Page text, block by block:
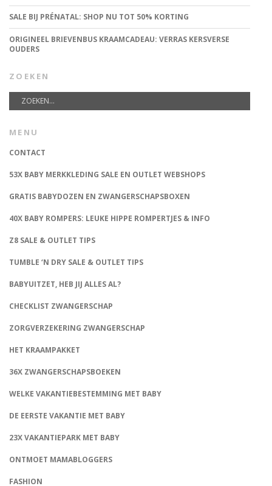
SALE BIJ PRÉNATAL: SHOP NU TOT 50% KORTING
ORIGINEEL BRIEVENBUS KRAAMCADEAU: VERRAS KERSVERSE
OUDERS
ZOEKEN
MENU
CONTACT
53X BABY MERKKLEDING SALE EN OUTLET WEBSHOPS
GRATIS BABYDOZEN EN ZWANGERSCHAPSBOXEN
40X BABY ROMPERS: LEUKE HIPPE ROMPERTJES & INFO
Z8 SALE & OUTLET TIPS
TUMBLE ‘N DRY SALE & OUTLET TIPS
BABYUITZET, HEB JIJ ALLES AL?
CHECKLIST ZWANGERSCHAP
ZORGVERZEKERING ZWANGERSCHAP
HET KRAAMPAKKET
36X ZWANGERSCHAPSBOEKEN
WELKE VAKANTIEBESTEMMING MET BABY
DE EERSTE VAKANTIE MET BABY
23X VAKANTIEPARK MET BABY
ONTMOET MAMABLOGGERS
FASHION